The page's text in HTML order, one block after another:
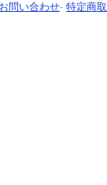
お問い合わせ- 特定商